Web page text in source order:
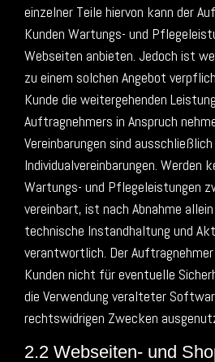
einzelner Teile hiervon kann der
Kunden Wartungs- und
Webseiten anbieten. Jedoch ist
zu einem solchen Angebot
Kunde die weitergehenden
Auftragnehmers in Anspruch
Vereinbarungen sind
Individualvereinbarungen. Werden
Wartungs- und Pflegeleistungen
vereinbart, ist nach Abnahme
technische Instandhaltung und
verantwortlich. Der
Kunden nicht für eventuelle
die Verwendung veralteter
rechtswidrigen Zwecken
2.2 Webseiten- und